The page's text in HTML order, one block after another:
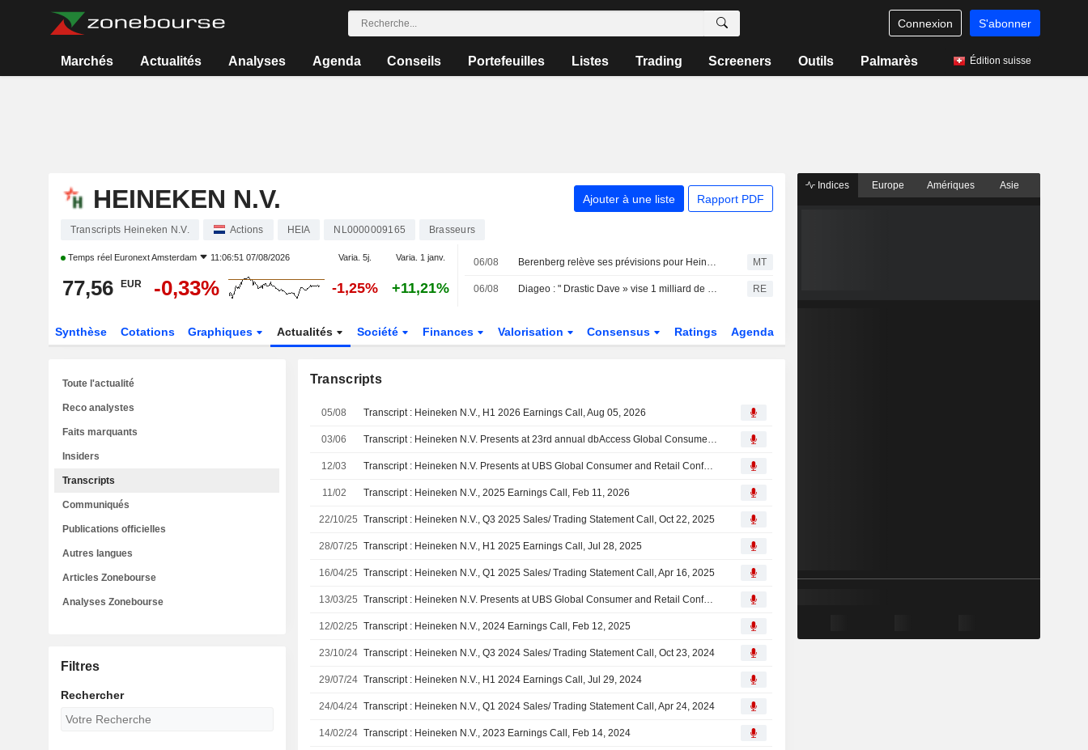
Connexion S'abonner
Marchés Actualités Analyses Agenda Conseils Portefeuilles Listes Trading Screeners Outils Palmarès Édition suisse
HEINEKEN N.V. Ajouter à une liste Rapport PDF
Transcripts Heineken N.V. Actions HEIA NL0000009165 Brasseurs
Temps réel Euronext Amsterdam 11:06:51 07/08/2026 Varia. 5j. Varia. 1 janv.
77,56 EUR -0,33% -1,25% +11,21%
06/08 Berenberg relève ses prévisions pour Heineken après une croissance organique supérieure aux attentes au premier semestre ; recommandation d'achat maintenue MT
06/08 Diageo : " Drastic Dave » vise 1 milliard de dollars d'économies pour contrer la faiblesse de la croissance RE
Synthèse Cotations Graphiques Actualités Société Finances Valorisation Consensus Ratings Agenda
Transcripts
05/08 Transcript : Heineken N.V., H1 2026 Earnings Call, Aug 05, 2026
03/06 Transcript : Heineken N.V. Presents at 23rd annual dbAccess Global Consumer Conference, Jun-03-2026 02:00 PM
12/03 Transcript : Heineken N.V. Presents at UBS Global Consumer and Retail Conference, Mar-12-2026 01:00 PM
11/02 Transcript : Heineken N.V., 2025 Earnings Call, Feb 11, 2026
22/10/25 Transcript : Heineken N.V., Q3 2025 Sales/ Trading Statement Call, Oct 22, 2025
28/07/25 Transcript : Heineken N.V., H1 2025 Earnings Call, Jul 28, 2025
16/04/25 Transcript : Heineken N.V., Q1 2025 Sales/ Trading Statement Call, Apr 16, 2025
13/03/25 Transcript : Heineken N.V. Presents at UBS Global Consumer and Retail Conference 2025, Mar-13-2025
12/02/25 Transcript : Heineken N.V., 2024 Earnings Call, Feb 12, 2025
23/10/24 Transcript : Heineken N.V., Q3 2024 Sales/ Trading Statement Call, Oct 23, 2024
29/07/24 Transcript : Heineken N.V., H1 2024 Earnings Call, Jul 29, 2024
24/04/24 Transcript : Heineken N.V., Q1 2024 Sales/ Trading Statement Call, Apr 24, 2024
14/02/24 Transcript : Heineken N.V., 2023 Earnings Call, Feb 14, 2024
Toute l'actualité
Reco analystes
Faits marquants
Insiders
Transcripts
Communiqués
Publications officielles
Autres langues
Articles Zonebourse
Analyses Zonebourse
Filtres
Rechercher
Indices Europe Amériques Asie